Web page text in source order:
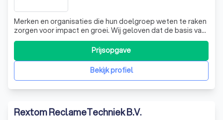
Merken en organisaties die hun doelgroep weten te raken
zorgen voor impact en groei. Wij geloven dat de basis van
succes ligt in jouw unieke verhaal. En precies daar helpen
juiste moment én bij de juiste persoon te laten landen. Wij
cr
Bekijk profiel
Prijsopgave
Rextom ReclameTechniek B.V.